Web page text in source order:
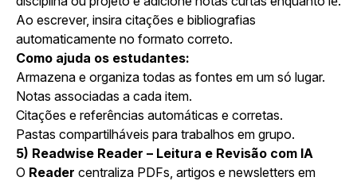
Ao escrever, insira citações e bibliografias
automaticamente no formato correto.
Como ajuda os estudantes:
Armazena e organiza todas as fontes em um só lugar.
Notas associadas a cada item.
Citações e referências automáticas e corretas.
Pastas compartilháveis para trabalhos em grupo.
5) Readwise Reader – Leitura e Revisão com IA
O Reader centraliza PDFs, artigos e newsletters em